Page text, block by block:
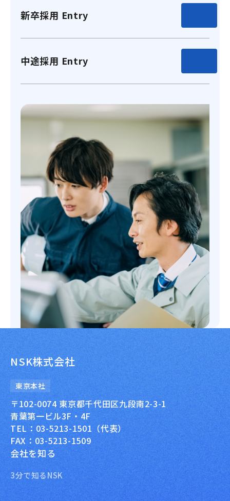
新卒採用 Entry
中途採用 Entry
NSK株式会社
東京本社
〒102-0074 東京都千代田区九段南2-3-1
青葉第一ビル3F・4F
TEL：03-5213-1501（代表）
FAX：03-5213-1509
会社を知る
3分で知るNSK